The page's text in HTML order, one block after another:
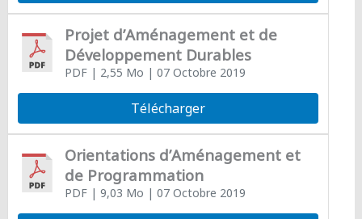
Projet d’Aménagement et de
Développement Durables
PDF| 2,55 Mo | 07 Octobre 2019
Télécharger
Orientations d’Aménagement et
de Programmation
PDF| 9,03 Mo | 07 Octobre 2019